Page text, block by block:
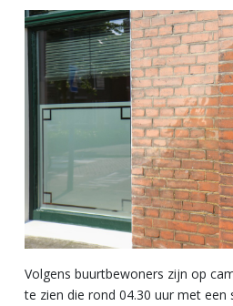
Volgens buurtbewoners zijn op
te zien die rond 04.30 uur met een